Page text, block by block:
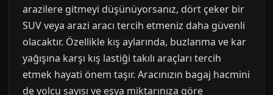
arazilere gitmeyi düşünüyorsanız, dört çeker bir
SUV veya arazi aracı tercih etmeniz daha güvenli
olacaktır. Özellikle kış aylarında, buzlanma ve kar
yağışına karşı kış lastiği takılı araçları tercih
etmek hayati önem taşır. Aracınızın bagaj hacmini
de yolcu sayısı ve eşya miktarınıza göre